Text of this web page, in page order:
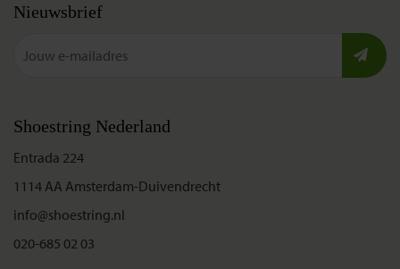
Nieuwsbrief
Shoestring Nederland
Entrada 224
1114 AA Amsterdam-Duivendrecht
info@shoestring.nl
020-685 02 03